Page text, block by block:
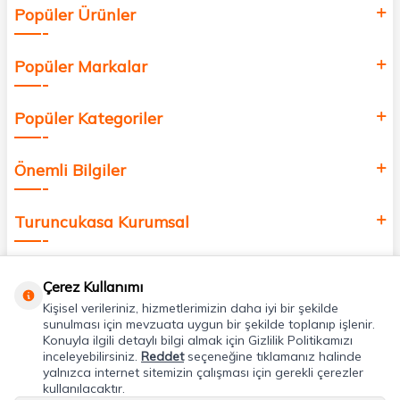
değer katmak için bize katılın!
Popüler Ürünler
Popüler Markalar
Popüler Kategoriler
Önemli Bilgiler
Turuncukasa Kurumsal
Uygulamalarımız
Adres & İletişim
Çerez Kullanımı
Kişisel verileriniz, hizmetlerimizin daha iyi bir şekilde
sunulması için mevzuata uygun bir şekilde toplanıp işlenir.
Konuyla ilgili detaylı bilgi almak için Gizlilik Politikamızı
inceleyebilirsiniz. Reddetseçeneğine tıklamanız halinde
yalnızca internet sitemizin çalışması için gerekli çerezler
kullanılacaktır.